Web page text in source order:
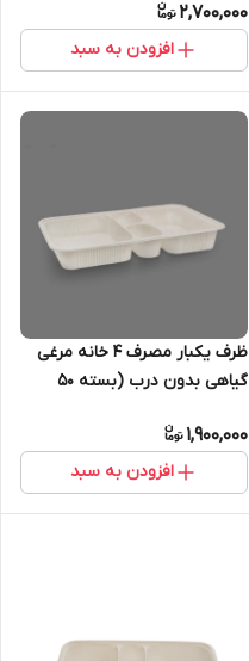
2,700,000
افزودن به سبد
ظرف یکبار مصرف ۴ خانه مرغی
گیاهی بدون درب (بسته ۵۰
1,900,000
افزودن به سبد